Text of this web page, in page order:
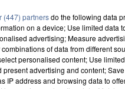
sur la forme de
(447) partnersdo the following data
on a device; Use limited data
advertising; Measure
combinations of data from different
personalised content; Use
present advertising and content;
IP address and browsing data to